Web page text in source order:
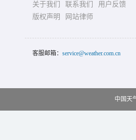
关于我们 联系我们
用户反馈
版权声明
网站律师
客服邮箱： service@weather.com.cn
中国天